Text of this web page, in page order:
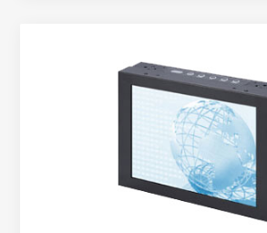
Darstellungsvarianten